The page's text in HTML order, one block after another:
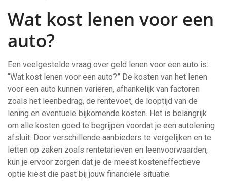
Wat kost lenen voor een
auto?
Een veelgestelde vraag over geld lenen voor een auto is:
“Wat kost lenen voor een auto?” De kosten van het lenen
voor een auto kunnen variëren, afhankelijk van factoren
zoals het leenbedrag, de rentevoet, de looptijd van de
lening en eventuele bijkomende kosten. Het is belangrijk
om alle kosten goed te begrijpen voordat je een autolening
afsluit. Door verschillende aanbieders te vergelijken en te
letten op zaken zoals rentetarieven en leenvoorwaarden,
kun je ervoor zorgen dat je de meest kosteneffectieve
optie kiest die past bij jouw financiële situatie.